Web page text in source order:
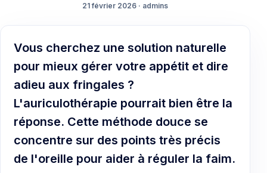
21 février 2026 · admins
Vous cherchez une solution naturelle
pour mieux gérer votre appétit et dire
adieu aux fringales ?
L'auriculothérapie pourrait bien être la
réponse. Cette méthode douce se
concentre sur des points très précis
de l'oreille pour aider à réguler la faim.